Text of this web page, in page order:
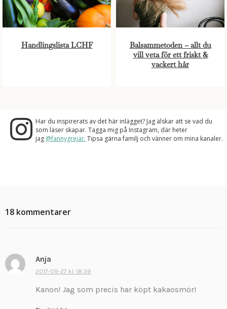
Handlingslista LCHF
Balsammetoden – allt du
vill veta för ett friskt &
vackert hår
Har du inspirerats av det här inlägget? Jag älskar att se vad du
som läser skapar. Tagga mig på Instagram, där heter
jag @fannygrejar. Tipsa gärna familj och vänner om mina kanaler.
18 kommentarer
Anja
k
i
2017-09-27 kl. 18:39
Kanon! Jag som precis har köpt kakaosmör!